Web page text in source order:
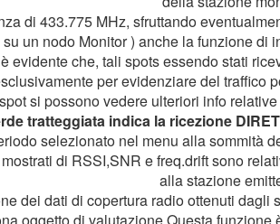
di 433.775 MHz, sfruttando
un nodo Monitor ) anche la funzione
evidente che, tali spots essendo stati
per evidenziare del
si possono vedere ulteriori info
tratteggiata indica la ricezione
selezionato nel menu alla sommità
di RSSI,SNR e freq.drift sono
alla stazione
dei dati di copertura radio ottenuti